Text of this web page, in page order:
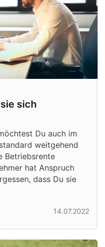
sich
Du auch im
weitgehend
Betriebsrente
hat Anspruch
dass Du sie
14.07.2022